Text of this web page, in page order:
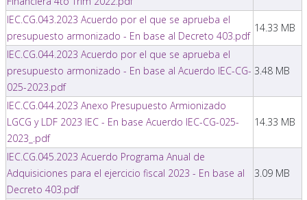
IEC.CG.043.2023 Acuerdo por el que se aprueba el
presupuesto armonizado - En base al Decreto 403.pdf
14.33 MB
IEC.CG.044.2023 Acuerdo por el que se aprueba el
presupuesto armonizado - En base al Acuerdo IEC-CG-
025-2023.pdf
3.48 MB
IEC.CG.044.2023 Anexo Presupuesto Armionizado
LGCG y LDF 2023 IEC - En base Acuerdo IEC-CG-025-
2023_.pdf
14.33 MB
IEC.CG.045.2023 Acuerdo Programa Anual de
Adquisiciones para el ejercicio fiscal 2023 - En base al
Decreto 403.pdf
3.09 MB